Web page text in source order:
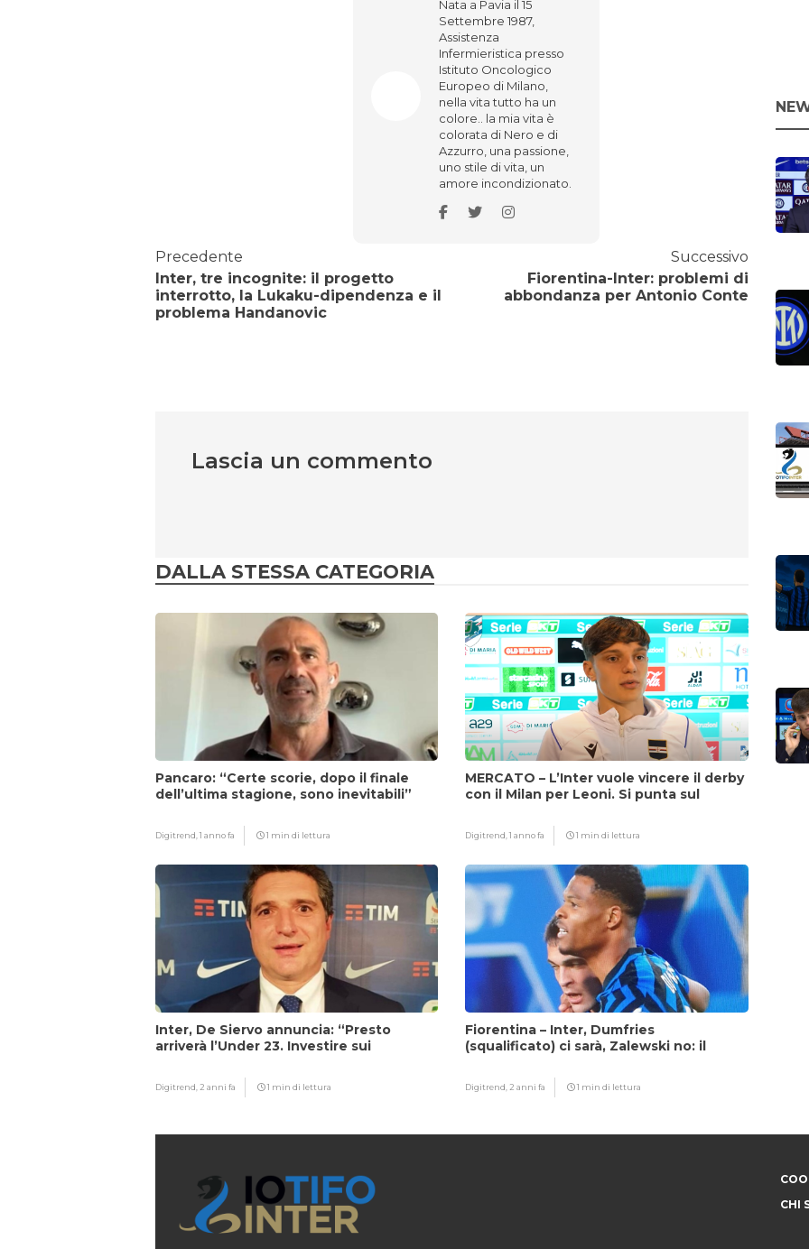
Nata a Pavia il 15
Settembre 1987,
Assistenza
Infermieristica presso
Istituto Oncologico
Europeo di Milano,
nella vita tutto ha un
colore.. la mia vita è
colorata di Nero e di
Azzurro, una passione,
uno stile di vita, un
amore incondizionato.
Precedente
Inter, tre incognite: il progetto
interrotto, la Lukaku-dipendenza e il
problema Handanovic
Successivo
Fiorentina-Inter: problemi di
abbondanza per Antonio Conte
Lascia un commento
DALLA STESSA CATEGORIA
Pancaro: “Certe scorie, dopo il finale
dell’ultima stagione, sono inevitabili”
Digitrend,1 anno fa 1 min di lettura
MERCATO – L’Inter vuole vincere il derby
con il Milan per Leoni. Si punta sul
Digitrend,1 anno fa 1 min di lettura
Inter, De Siervo annuncia: “Presto
arriverà l’Under 23. Investire sui
Digitrend,2 anni fa 1 min di lettura
Fiorentina – Inter, Dumfries
(squalificato) ci sarà, Zalewski no: il
Digitrend,2 anni fa 1 min di lettura
CHI